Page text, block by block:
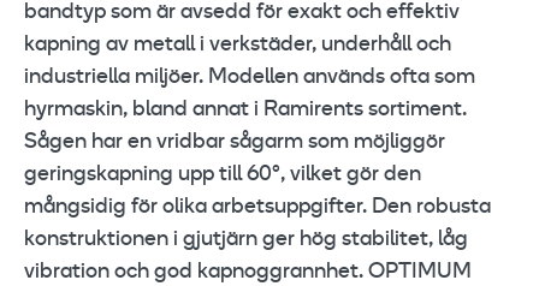
bandtyp som är avsedd för exakt och effektiv
kapning av metall i verkstäder, underhåll och
industriella miljöer. Modellen används ofta som
hyrmaskin, bland annat i Ramirents sortiment.
Sågen har en vridbar sågarm som möjliggör
geringskapning upp till 60°, vilket gör den
mångsidig för olika arbetsuppgifter. Den robusta
konstruktionen i gjutjärn ger hög stabilitet, låg
vibration och god kapnoggrannhet. OPTIMUM